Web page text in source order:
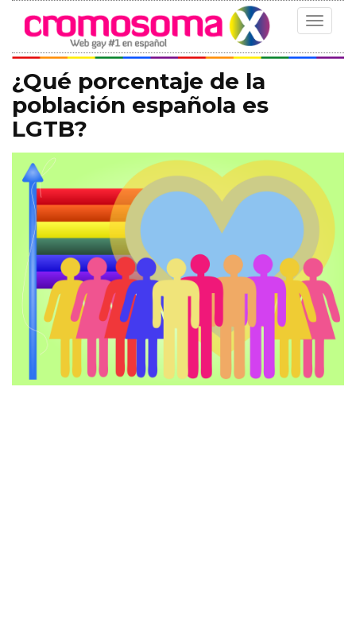
Toggle
¿Qué porcentaje de la
población española es
LGTB?